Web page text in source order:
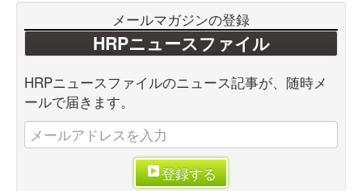
メールマガジンの登録
HRPニュースファイル
HRPニュースファイルのニュース記事が、随時メ
ールで届きます。
登録する